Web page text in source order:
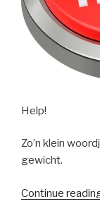
Help!
Zo’n klein
gewicht.
Continue